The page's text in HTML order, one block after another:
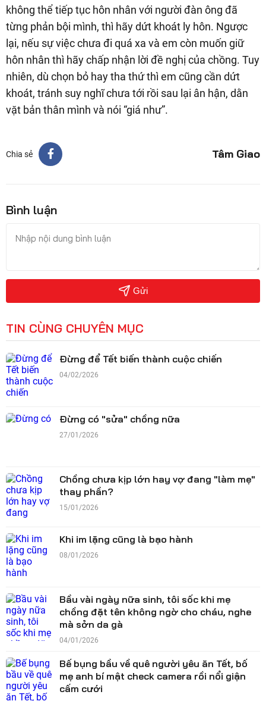
không thể tiếp tục hôn nhân với người đàn ông đã
từng phản bội mình, thì hãy dứt khoát ly hôn. Ngược
lại, nếu sự việc chưa đi quá xa và em còn muốn giữ
hôn nhân thì hãy chấp nhận lời đề nghị của chồng. Tuy
nhiên, dù chọn bỏ hay tha thứ thì em cũng cần dứt
khoát, tránh suy nghĩ chưa tới rồi sau lại ân hận, dằn
vặt bản thân mình và nói “giá như”.
Chia sẻ Tâm Giao
Bình luận
Gửi
TIN CÙNG CHUYÊN MỤC
Đừng để Tết biến thành cuộc chiến
04/02/2026
Đừng có "sửa" chồng nữa
27/01/2026
Chồng chưa kịp lớn hay vợ đang "làm mẹ"
thay phần?
15/01/2026
Khi im lặng cũng là bạo hành
08/01/2026
Bầu vài ngày nữa sinh, tôi sốc khi mẹ
chồng đặt tên không ngờ cho cháu, nghe
mà sởn da gà
04/01/2026
Bế bụng bầu về quê người yêu ăn Tết, bố
mẹ anh bí mật check camera rồi nổi giận
cấm cưới